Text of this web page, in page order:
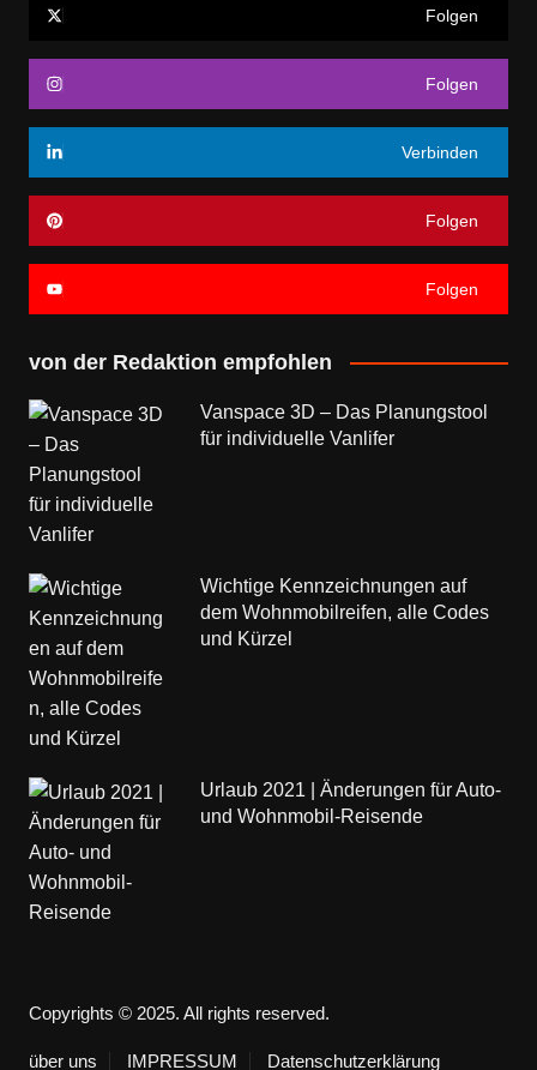
Folgen
Folgen
Verbinden
Folgen
Folgen
von der Redaktion empfohlen
Vanspace 3D – Das Planungstool
für individuelle Vanlifer
Wichtige Kennzeichnungen auf
dem Wohnmobilreifen, alle Codes
und Kürzel
Urlaub 2021 | Änderungen für Auto-
und Wohnmobil-Reisende
Copyrights © 2025. All rights reserved.
über uns IMPRESSUM Datenschutzerklärung